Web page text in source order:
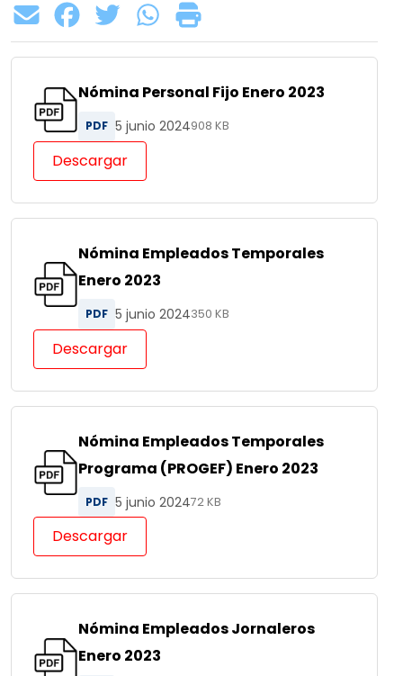
Nómina Personal Fijo Enero 2023
PDF 5 junio 2024908 KB
Descargar
Nómina Empleados Temporales
Enero 2023
PDF 5 junio 2024350 KB
Descargar
Nómina Empleados Temporales
Programa (PROGEF) Enero 2023
PDF 5 junio 202472 KB
Descargar
Nómina Empleados Jornaleros
Enero 2023